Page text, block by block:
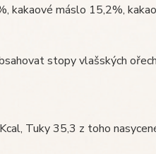
kakaové máslo 15,2%,
stopy vlašských
Tuky 35,3 z toho